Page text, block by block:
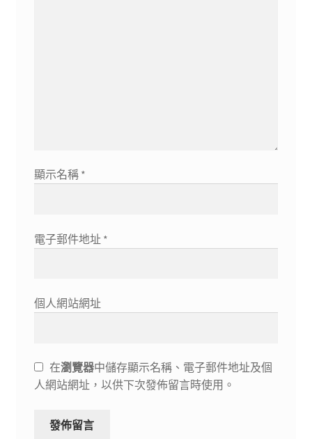
顯示名稱 *
電子郵件地址 *
個人網站網址
在瀏覽器中儲存顯示名稱、電子郵件地址及個
人網站網址，以供下次發佈留言時使用。